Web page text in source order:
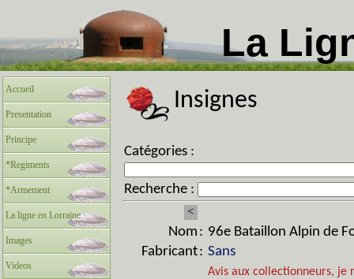
La
Accueil
Presentation
Principe
*Regiments
*Armement
La ligne en Lorraine
Images
Videos
Insignes
Catégories :
Recherche :
<
Nom : 96e Bataillon Alpin de
Fabricant: Sans
Avis aux collectionneurs,